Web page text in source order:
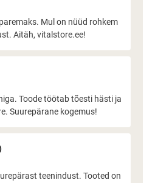
Mul on nüüd rohkem
Aitäh, vitalstore.ee!
Toode töötab tõesti hästi ja
Suurepärane kogemus!
teenindust. Tooted on